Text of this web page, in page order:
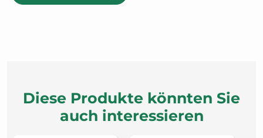
Diese Produkte könnten Sie
auch interessieren